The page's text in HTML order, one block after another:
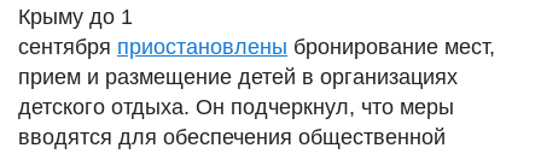
Крыму до 1
сентября приостановлены бронирование мест,
прием и размещение детей в организациях
детского отдыха. Он подчеркнул, что меры
вводятся для обеспечения общественной